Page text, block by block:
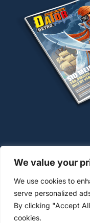
We value your
We use cookies to
serve personalized
By clicking "Accept
cookies.
OM COOKIES